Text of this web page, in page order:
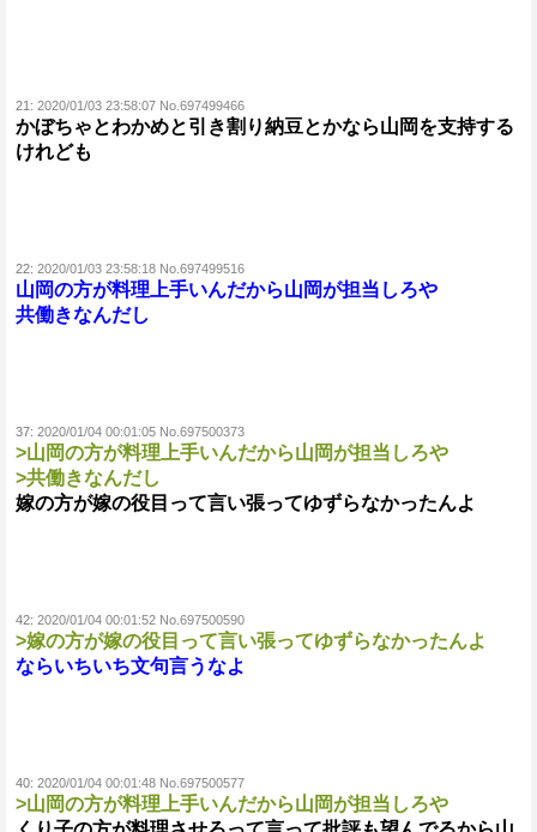
21: 2020/01/03 23:58:07 No.697499466
かぼちゃとわかめと引き割り納豆とかなら山岡を支持する
けれども
22: 2020/01/03 23:58:18 No.697499516
山岡の方が料理上手いんだから山岡が担当しろや
共働きなんだし
37: 2020/01/04 00:01:05 No.697500373
>山岡の方が料理上手いんだから山岡が担当しろや
>共働きなんだし
嫁の方が嫁の役目って言い張ってゆずらなかったんよ
42: 2020/01/04 00:01:52 No.697500590
>嫁の方が嫁の役目って言い張ってゆずらなかったんよ
ならいちいち文句言うなよ
40: 2020/01/04 00:01:48 No.697500577
>山岡の方が料理上手いんだから山岡が担当しろや